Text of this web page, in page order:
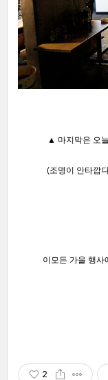
▲ 마지막은 오
(조명이 안타깝
이모든 가을 행사
2